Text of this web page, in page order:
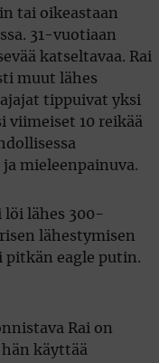
tai oikeastaan
31-vuotiaan
katseltavaa. Rai
muut lähes
tippuivat yksi
viimeiset 10 reikää
mieleenpainuva.
löi lähes 300-
lähestymisen
pitkän eagle putin.
Rai on
käyttää